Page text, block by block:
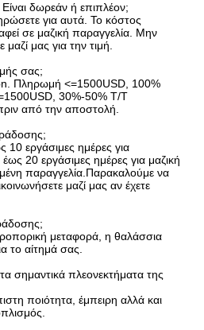
Είναι δωρεάν ή επιπλέον;
για αυτά. Το κόστος
σε μαζική παραγγελία. Μην
μας για την τιμή.
σας;
Πληρωμή <=1500USD, 100%
30%-50% T/T
από την αποστολή.
10 εργάσιμες ημέρες για
20 εργάσιμες ημέρες για μαζική
παραγγελία.Παρακαλούμε να
μαζί μας αν έχετε
μεταφορά, η θαλάσσια
το αίτημά σας.
σημαντικά πλεονεκτήματα της
ποιότητα, έμπειρη αλλά και